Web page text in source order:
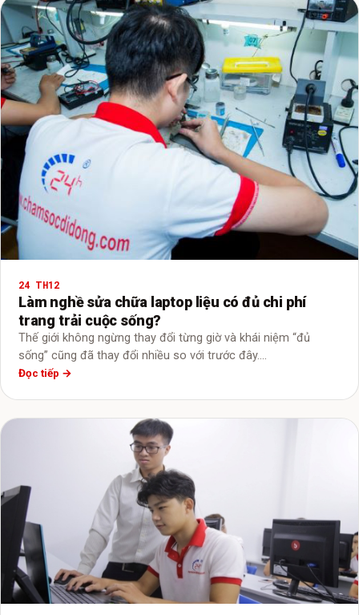
24 TH12
Làm nghề sửa chữa laptop liệu có đủ chi phí
trang trải cuộc sống?
Thế giới không ngừng thay đổi từng giờ và khái niệm “đủ
sống” cũng đã thay đổi nhiều so với trước đây.…
Đọc tiếp →